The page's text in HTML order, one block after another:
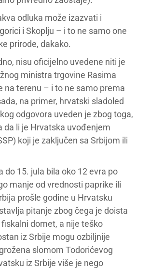
odluka može izazvati i
i Skoplju – i to ne samo one
prirode, dakako.
nisu oficijelno uvedene niti je
ministra trgovine Rasima
na terenu – i to ne samo prema
na primer, hrvatski sladoled
odgovora uveden je zbog toga,
da li je Hrvatska uvođenjem
koji je zaključen sa Srbijom ili
15. jula bila oko 12 evra po
manje od vrednosti paprike ili
prošle godine u Hrvatsku
pitanje zbog čega je doista
domet, a nije teško
iz Srbije mogu ozbiljnije
slomom Todorićevog
iz Srbije više je nego